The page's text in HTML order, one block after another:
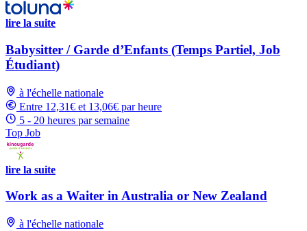
lire la suite
Babysitter / Garde d’Enfants (Temps Partiel, Job
Étudiant)
à l'échelle nationale
Entre 12,31€ et 13,06€ par heure
5 - 20 heures par semaine
Top Job
lire la suite
Work as a Waiter in Australia or New Zealand
à l'échelle nationale